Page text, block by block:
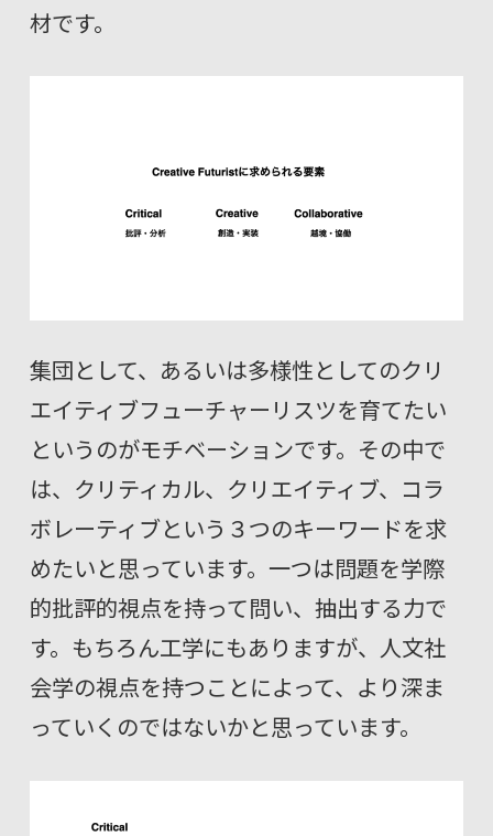
材です。
集団として、あるいは多様性としてのクリ
エイティブフューチャーリスツを育てたい
というのがモチベーションです。その中で
は、クリティカル、クリエイティブ、コラ
ボレーティブという３つのキーワードを求
めたいと思っています。一つは問題を学際
的批評的視点を持って問い、抽出する力で
す。もちろん工学にもありますが、人文社
会学の視点を持つことによって、より深ま
っていくのではないかと思っています。